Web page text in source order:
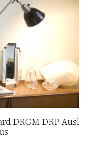
DRGM DRP Ausl